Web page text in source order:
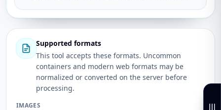
Supported formats
This tool accepts these formats. Uncommon
containers and modern web formats may be
normalized or converted on the server before
processing.
IMAGES